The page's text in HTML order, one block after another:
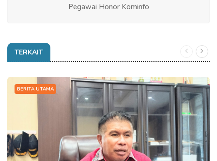
Pegawai Honor Kominfo
TERKAIT
BERITA UTAMA